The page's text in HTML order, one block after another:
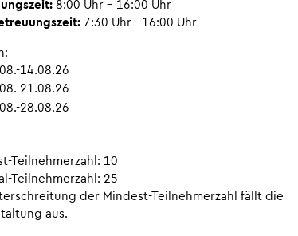
8:00 Uhr – 16:00 Uhr
7:30 Uhr - 16:00 Uhr
14.08.26
21.08.26
28.08.26
Teilnehmerzahl: 10
Teilnehmerzahl: 25
der Mindest-Teilnehmerzahl fällt die
aus.